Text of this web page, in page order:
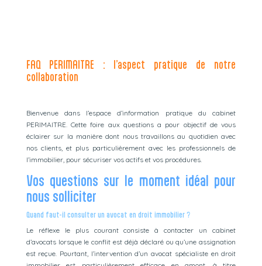
FAQ PERIMAITRE : l’aspect pratique de notre
collaboration
Bienvenue dans l’espace d’information pratique du cabinet
PERIMAITRE. Cette foire aux questions a pour objectif de vous
éclairer sur la manière dont nous travaillons au quotidien avec
nos clients, et plus particulièrement avec les professionnels de
l’immobilier, pour sécuriser vos actifs et vos procédures.
Vos questions sur le moment idéal pour
nous solliciter
Quand faut-il consulter un avocat en droit immobilier ?
Le réflexe le plus courant consiste à contacter un cabinet
d’avocats lorsque le conflit est déjà déclaré ou qu’une assignation
est reçue. Pourtant, l’intervention d’un avocat spécialiste en droit